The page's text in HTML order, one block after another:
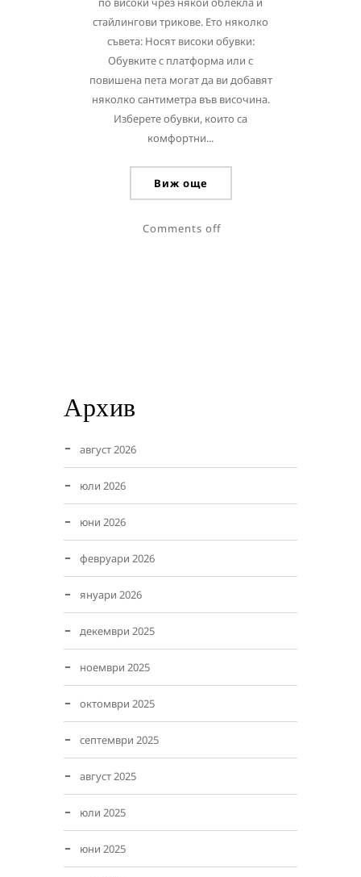
стайлингови трикове. Ето няколко
съвета: Носят високи обувки:
Обувките с платформа или с
повишена пета могат да ви добавят
няколко сантиметра във височина.
Изберете обувки, които са
комфортни...
Виж още
Comments off
Архив
август 2026
юли 2026
юни 2026
февруари 2026
януари 2026
декември 2025
ноември 2025
октомври 2025
септември 2025
август 2025
юли 2025
юни 2025